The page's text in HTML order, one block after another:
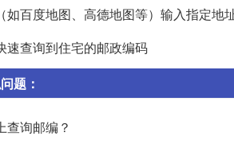
百度地图、高德地图等）输入指定地
速查询到住宅的邮政编码
题：
查询邮编？